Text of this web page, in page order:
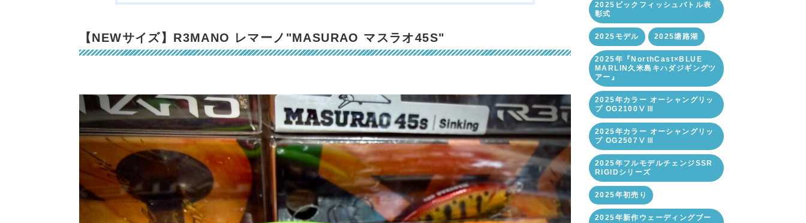
【NEWサイズ】R3MANO レマーノ"MASURAO マスラオ45S"
2025ビックフィッシュバトル表
彰式
2025モデル 2025塘路湖
2025年『NorthCast×BLUE
MARLIN久米島キハダジギングツ
アー』
2025年カラー オーシャングリッ
プ OG2100ⅤⅢ
2025年カラー オーシャングリッ
プ OG2507ⅤⅢ
2025年フルモデルチェンジSSR
RIGIDシリーズ
2025年初売り
2025年新作ウェーディングブー